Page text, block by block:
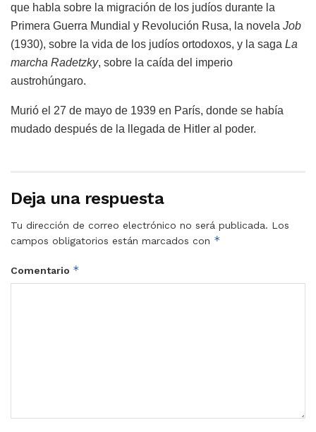
que habla sobre la migración de los judíos durante la
Primera Guerra Mundial y Revolución Rusa, la novela Job
(1930), sobre la vida de los judíos ortodoxos, y la saga La
marcha Radetzky, sobre la caída del imperio
austrohúngaro.
Murió el 27 de mayo de 1939 en París, donde se había
mudado después de la llegada de Hitler al poder.
Deja una respuesta
Tu dirección de correo electrónico no será publicada. Los
campos obligatorios están marcados con *
Comentario *